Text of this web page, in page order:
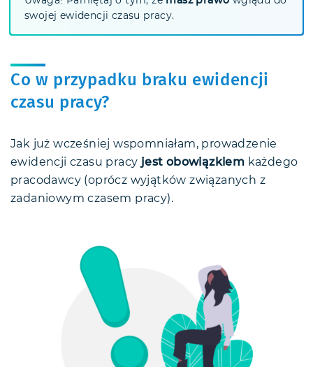
swojej ewidencji czasu pracy.
Co w przypadku braku ewidencji
czasu pracy?
Jak już wcześniej wspomniałam, prowadzenie
ewidencji czasu pracy jest obowiązkiem każdego
pracodawcy (oprócz wyjątków związanych z
zadaniowym czasem pracy).